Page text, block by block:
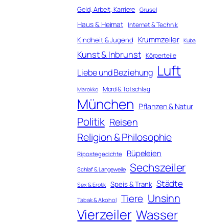
Geld, Arbeit, Karriere Grusel
Haus & Heimat Internet & Technik
Kindheit & Jugend Krummzeiler Kuba
Kunst & Inbrunst Körperteile
Liebe und Beziehung Luft
Marokko Mord & Totschlag
München Pflanzen & Natur
Politik Reisen
Religion & Philosophie
Ripostegedichte Rüpeleien
Schlaf & Langeweile Sechszeiler
Sex & Erotik Speis & Trank Städte
Tabak & Alkohol Tiere Unsinn
Vierzeiler Wasser